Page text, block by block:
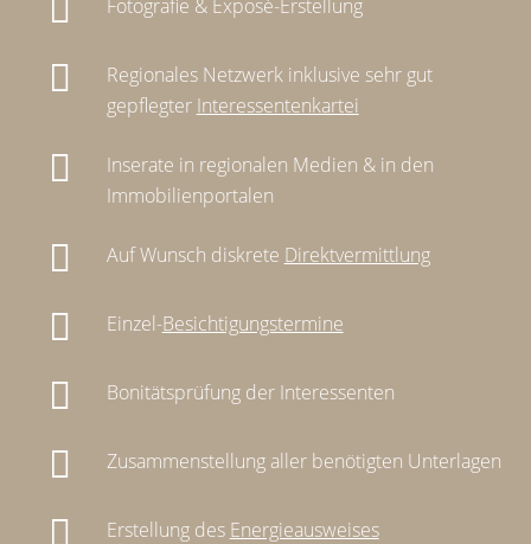
Fotografie & Exposé-Erstellung
Regionales Netzwerk inklusive sehr gut
gepflegter Interessentenkartei
Inserate in regionalen Medien & in den
Immobilienportalen
Auf Wunsch diskrete Direktvermittlung
Einzel-Besichtigungstermine
Bonitätsprüfung der Interessenten
Zusammenstellung aller benötigten Unterlagen
Erstellung des Energieausweises